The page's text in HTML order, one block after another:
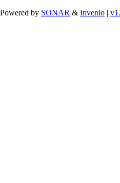
Powered by SONAR & Invenio |